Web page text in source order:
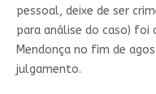
pessoal, deixe de ser
para análise do caso)
Mendonça no fim de
julgamento.